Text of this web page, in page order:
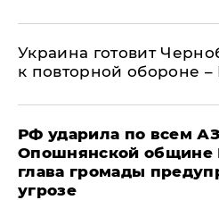
Украина готовит
к повторной обороне –
РФ ударила по всем
Опошнянской общине
глава громады
угрозе